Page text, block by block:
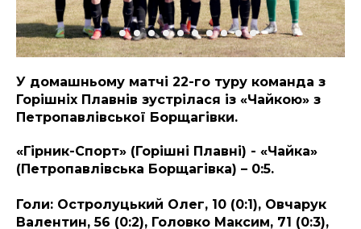
У домашньому матчі 22-го туру команда з
Горішніх Плавнів зустрілася із «Чайкою» з
Петропавлівської Борщагівки.
«Гірник-Спорт» (Горішні Плавні) - «Чайка»
(Петропавлівська Борщагівка) – 0:5.
Голи: Остролуцький Олег, 10 (0:1), Овчарук
Валентин, 56 (0:2), Головко Максим, 71 (0:3),